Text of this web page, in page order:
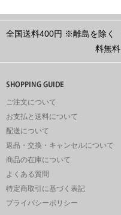
全国送料400円 ※離島を除く
料無料
ご注文について
お支払と送料について
配送について
返品・交換・キャンセルについて
商品の在庫について
よくある質問
特定商取引に基づく表記
プライバシーポリシー